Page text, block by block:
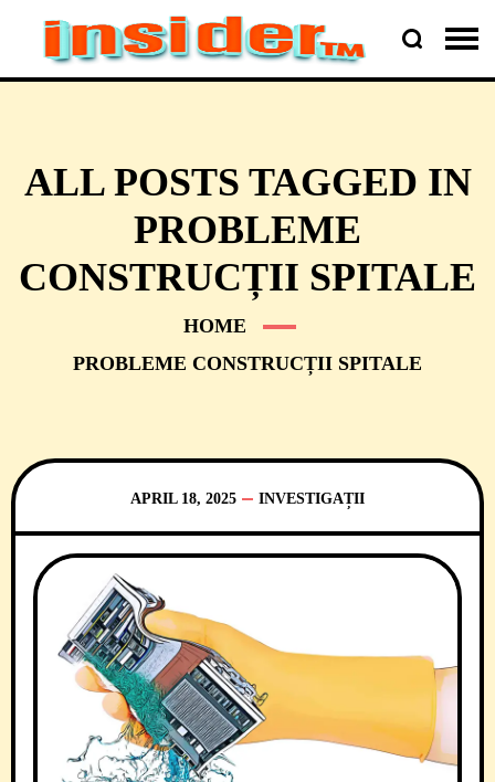
ALL POSTS TAGGED IN
PROBLEME
CONSTRUCȚII SPITALE
HOME
PROBLEME CONSTRUCȚII SPITALE
APRIL 18, 2025 INVESTIGAȚII